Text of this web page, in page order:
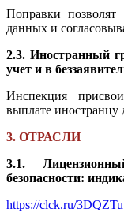
Поправки позволят
данных и
2.3. Иностранный
учет и в
Инспекция
выплате иностранцу
3. ОТРАСЛИ
3.1.
безопасности:
https://clck.ru/3DQZTu